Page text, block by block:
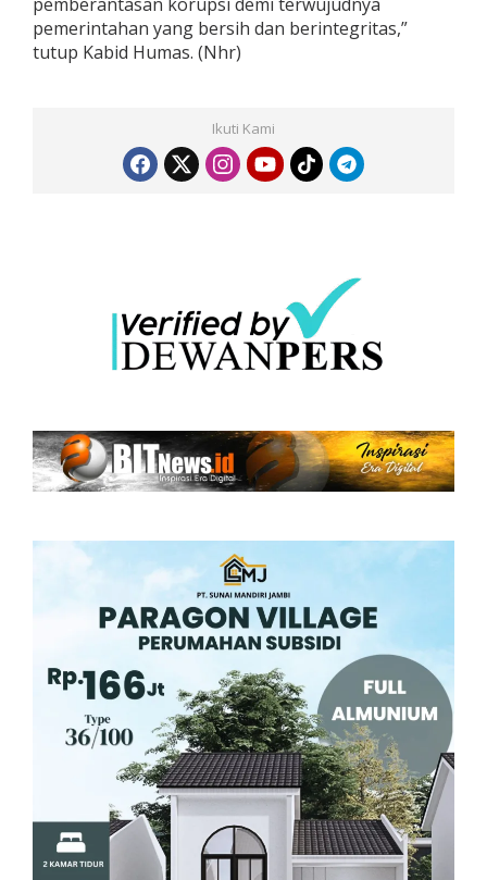
pemerintahan yang bersih dan berintegritas,”
tutup Kabid Humas. (Nhr)
Ikuti Kami